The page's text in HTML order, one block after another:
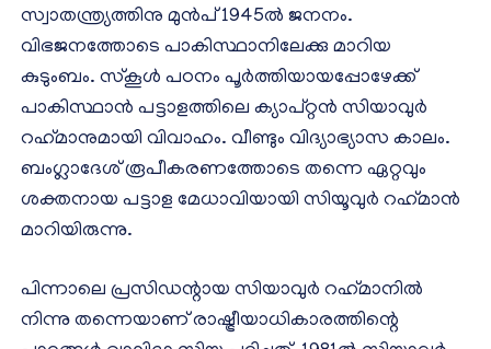
സ്വാതന്ത്ര്യത്തിനു മുന്‍പ് 1945ല്‍ ജനനം.
വിഭജനത്തോടെ പാകിസ്ഥാനിലേക്കു മാറിയ
കുടുംബം. സ്‌കൂള്‍ പഠനം പൂര്‍ത്തിയായപ്പോഴേക്ക്
പാകിസ്ഥാന്‍ പട്ടാളത്തിലെ ക്യാപ്റ്റന്‍ സിയാവുര്‍
റഹ്‌മാനുമായി വിവാഹം. വീണ്ടും വിദ്യാഭ്യാസ കാലം.
ബംഗ്ലാദേശ് രൂപീകരണത്തോടെ തന്നെ ഏറ്റവും
ശക്തനായ പട്ടാള മേധാവിയായി സിയൂവുര്‍ റഹ്‌മാന്‍
മാറിയിരുന്നു.
പിന്നാലെ പ്രസിഡന്റായ സിയാവുര്‍ റഹ്‌മാനില്‍
നിന്നു തന്നെയാണ് രാഷ്ട്രീയാധികാരത്തിന്റെ